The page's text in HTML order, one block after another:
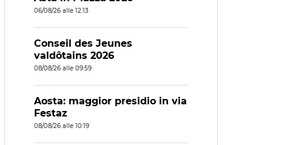
06/08/26 alle 12:13
Conseil des Jeunes
valdôtains 2026
08/08/26 alle 09:59
Aosta: maggior presidio in via
Festaz
08/08/26 alle 10:19